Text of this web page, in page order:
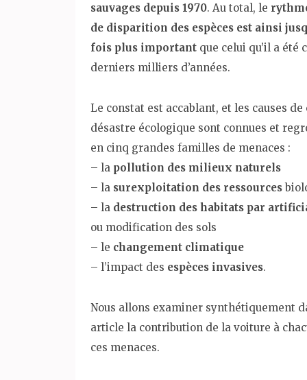
sauvages depuis 1970. Au total, le
de disparition des espèces est ainsi
fois plus important que celui qu’il a été
derniers milliers d’années.
Le constat est accablant, et les causes de
désastre écologique sont connues et
en cinq grandes familles de menaces :
– la pollution des milieux naturels
– la surexploitation des ressources
– la destruction des habitats par
ou modification des sols
– le changement climatique
– l’impact des espèces invasives.
Nous allons examiner synthétiquement
article la contribution de la voiture à
ces menaces.